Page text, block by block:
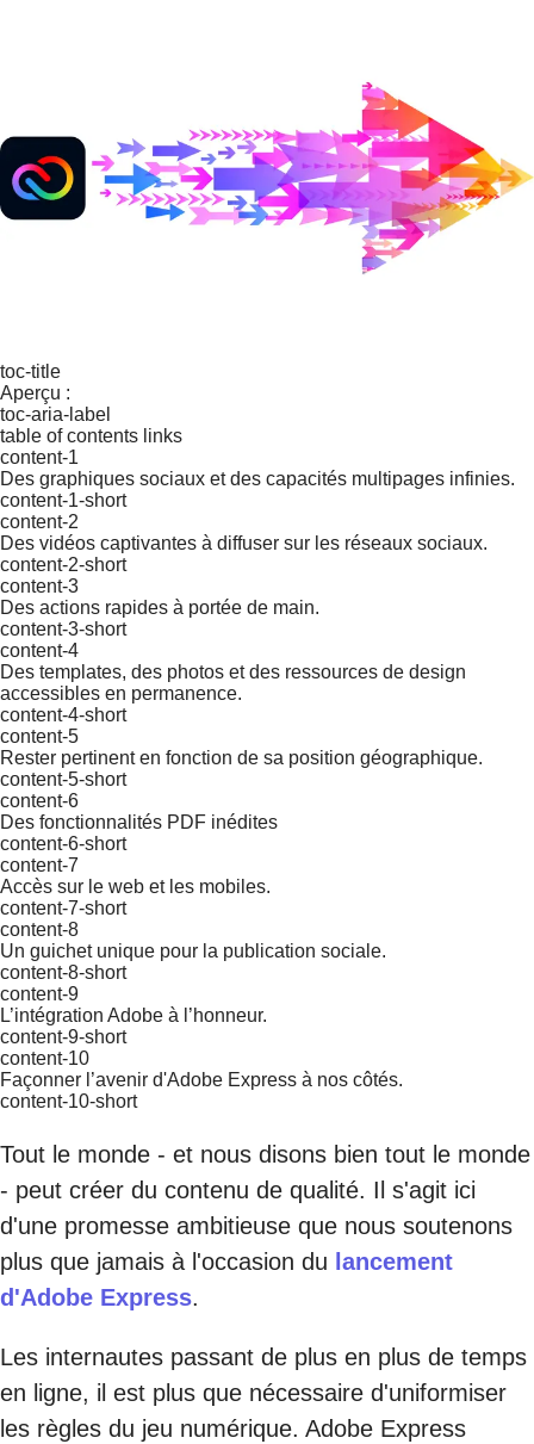
toc-title
Aperçu :
toc-aria-label
table of contents links
content-1
Des graphiques sociaux et des capacités multipages infinies.
content-1-short
content-2
Des vidéos captivantes à diffuser sur les réseaux sociaux.
content-2-short
content-3
Des actions rapides à portée de main.
content-3-short
content-4
Des templates, des photos et des ressources de design
accessibles en permanence.
content-4-short
content-5
Rester pertinent en fonction de sa position géographique.
content-5-short
content-6
Des fonctionnalités PDF inédites
content-6-short
content-7
Accès sur le web et les mobiles.
content-7-short
content-8
Un guichet unique pour la publication sociale.
content-8-short
content-9
L’intégration Adobe à l’honneur.
content-9-short
content-10
Façonner l’avenir d'Adobe Express à nos côtés.
content-10-short
Tout le monde - et nous disons bien tout le monde
- peut créer du contenu de qualité. Il s'agit ici
d'une promesse ambitieuse que nous soutenons
plus que jamais à l'occasion du lancement
d'Adobe Express.
Les internautes passant de plus en plus de temps
en ligne, il est plus que nécessaire d'uniformiser
les règles du jeu numérique. Adobe Express